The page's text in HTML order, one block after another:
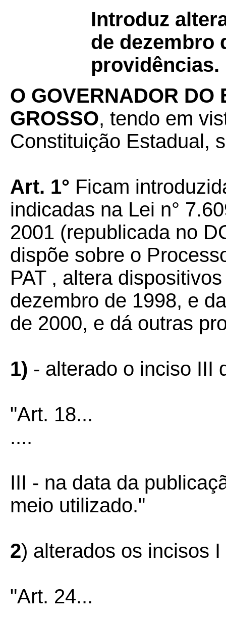
Introduz
de dezembro
providências.
O GOVERNADOR DO
GROSSO, tendo em
Constituição Estadual,
Art. 1° Ficam
indicadas na Lei n°
2001 (republicada no
dispõe sobre o
PAT , altera
dezembro de 1998, e
de 2000, e dá outras
1) - alterado o inciso III
"Art. 18...
....
III - na data da
meio utilizado."
2) alterados os incisos
"Art. 24...